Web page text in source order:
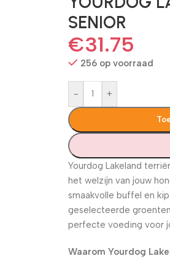
SENIOR
€31.75
256 op voorraad
- +
Yourdog Lakeland
het welzijn van jouw
smaakvolle buffel en
geselecteerde
perfecte voeding voor
Waarom Yourdog